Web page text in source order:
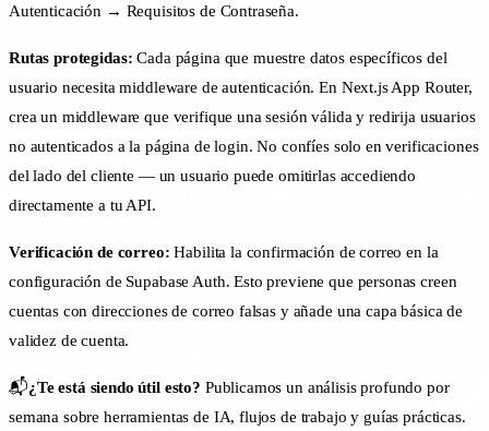
Autenticación → Requisitos de Contraseña.
Rutas protegidas: Cada página que muestre datos específicos del
usuario necesita middleware de autenticación. En Next.js App Router,
crea un middleware que verifique una sesión válida y redirija usuarios
no autenticados a la página de login. No confíes solo en verificaciones
del lado del cliente — un usuario puede omitirlas accediendo
directamente a tu API.
Verificación de correo: Habilita la confirmación de correo en la
configuración de Supabase Auth. Esto previene que personas creen
cuentas con direcciones de correo falsas y añade una capa básica de
validez de cuenta.
📬¿Te está siendo útil esto? Publicamos un análisis profundo por
semana sobre herramientas de IA, flujos de trabajo y guías prácticas.